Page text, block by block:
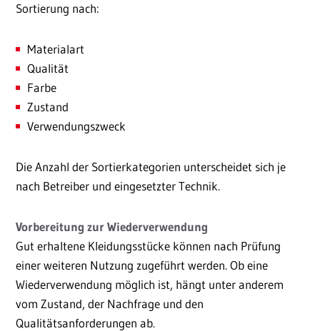
Sortierung nach:
Materialart
Qualität
Farbe
Zustand
Verwendungszweck
Die Anzahl der Sortierkategorien unterscheidet sich je
nach Betreiber und eingesetzter Technik.
Vorbereitung zur Wiederverwendung
Gut erhaltene Kleidungsstücke können nach Prüfung
einer weiteren Nutzung zugeführt werden. Ob eine
Wiederverwendung möglich ist, hängt unter anderem
vom Zustand, der Nachfrage und den
Qualitätsanforderungen ab.